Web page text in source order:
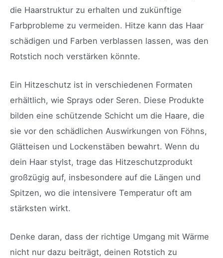
die Haarstruktur zu erhalten und zukünftige
Farbprobleme zu vermeiden. Hitze kann das Haar
schädigen und Farben verblassen lassen, was den
Rotstich noch verstärken könnte.
Ein Hitzeschutz ist in verschiedenen Formaten
erhältlich, wie Sprays oder Seren. Diese Produkte
bilden eine schützende Schicht um die Haare, die
sie vor den schädlichen Auswirkungen von Föhns,
Glätteisen und Lockenstäben bewahrt. Wenn du
dein Haar stylst, trage das Hitzeschutzprodukt
großzügig auf, insbesondere auf die Längen und
Spitzen, wo die intensivere Temperatur oft am
stärksten wirkt.
Denke daran, dass der richtige Umgang mit Wärme
nicht nur dazu beiträgt, deinen Rotstich zu